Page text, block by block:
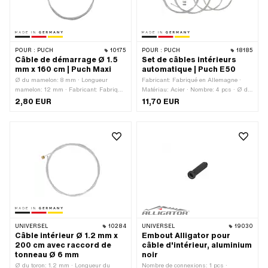
POUR : PUCH 10175
Câble de démarrage Ø 1.5
mm x 160 cm | Puch Maxi
Ø du mamelon: 8 mm · Longueur
mamelon: 12 mm · Fabricant: Fabriqué
en Allemagne · Matériau: Acier · Ø du
toron: 1.5 mm · Forme du mamelon:
1600 mm · Nombre de composants: 1
pcs · Champ d'application: Standard
2,80 EUR
POUR : PUCH 18185
Set de câbles intérieurs
automatique | Puch E50
Fabricant: Fabriqué en Allemagne ·
Matériau: Acier · Nombre: 4 pcs · Ø du
toron: 1.25 mm · Ø du toron: 1.5 mm ·
Ø du toron: 1.8 mm · Forme du
11,70 EUR
UNIVERSEL 10284
Câble intérieur Ø 1.2 mm x
200 cm avec raccord de
tonneau Ø 6 mm
Ø du toron: 1.2 mm · Longueur du
UNIVERSEL 19030
Embout Alligator pour
câble d'intérieur, aluminium
noir
Nombre de connexions: 1 pcs ·